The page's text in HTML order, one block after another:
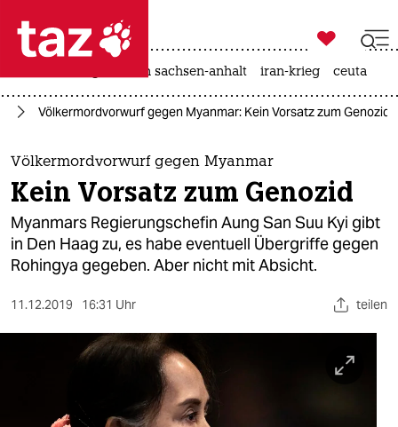
 taz zahl ich
taz zahl ich
themen
politik
öko
gesellschaft

taz zahl ich
landtagswahl in sachsen-anhalt iran-krieg ceuta
Völkermordvorwurf gegen Myanmar: Kein Vorsatz zum Genozid
Völkermordvorwurf gegen Myanmar
Kein Vorsatz zum Genozid
Myanmars Regierungschefin Aung San Suu Kyi gibt
in Den Haag zu, es habe eventuell Übergriffe gegen
Rohingya gegeben. Aber nicht mit Absicht.
11.12.2019 16:31 Uhr teilen